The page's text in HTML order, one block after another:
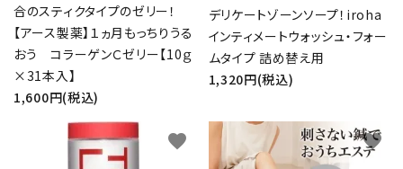
合のスティクタイプのゼリー！
【アース製薬】１ヵ月もっちりうる
おう コラーゲンＣゼリー【10ｇ
×31本入】
1,600円(税込)
デリケートゾーンソープ！iroha
インティメートウォッシュ・フォー
ムタイプ 詰め替え用
1,320円(税込)
favorite favorite